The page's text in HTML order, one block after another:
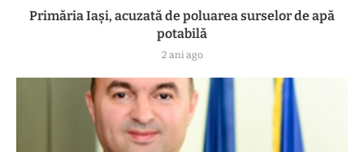
Primăria Iași, acuzată de poluarea surselor de apă
potabilă
2 ani ago